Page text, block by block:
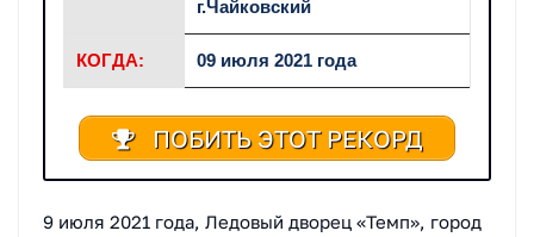
г.Чайковский
КОГДА: 09 июля 2021 года
ПОБИТЬ ЭТОТ РЕКОРД
9 июля 2021 года, Ледовый дворец «Темп», город